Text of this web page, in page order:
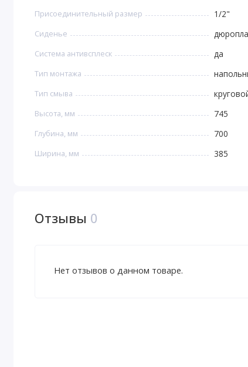
Присоединительный размер 1/2"
Сиденье
Система антивсплеск да
Тип монтажа
Тип смыва
Высота, мм 745
Глубина, мм 700
Ширина, мм 385
Отзывы 0
Нет отзывов о данном товаре.